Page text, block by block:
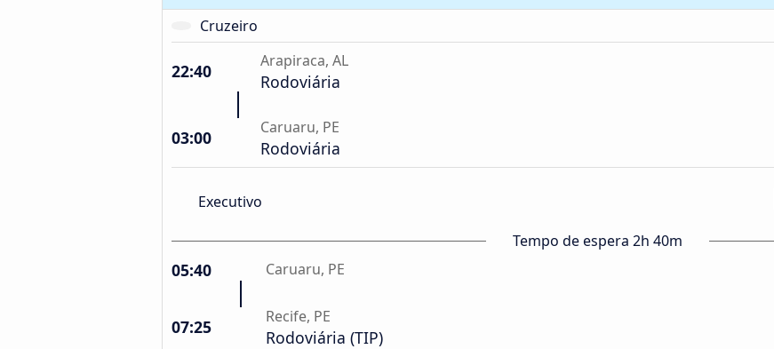
Cruzeiro
22:40 Arapiraca, AL
Rodoviária
03:00 Caruaru, PE
Rodoviária
Executivo
Tempo de espera 2h 40m
05:40 Caruaru, PE
07:25 Recife, PE
Rodoviária (TIP)